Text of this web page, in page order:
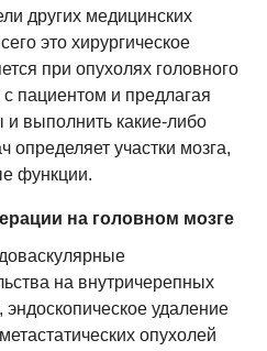
других медицинских
это хирургическое
при опухолях головного
с пациентом и предлагая
и выполнить какие-либо
участки мозга,
функции.
на головном мозге
на внутричерепных
удаление
опухолей